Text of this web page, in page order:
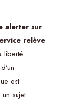
alerter sur
relève
est
sujet